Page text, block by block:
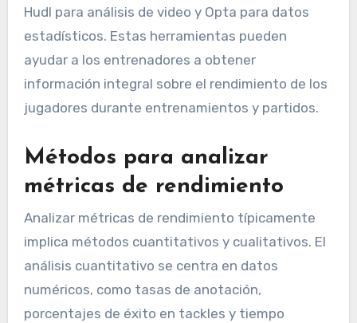
Hudl para análisis de video y Opta para datos
estadísticos. Estas herramientas pueden
ayudar a los entrenadores a obtener
información integral sobre el rendimiento de los
jugadores durante entrenamientos y partidos.
Métodos para analizar
métricas de rendimiento
Analizar métricas de rendimiento típicamente
implica métodos cuantitativos y cualitativos. El
análisis cuantitativo se centra en datos
numéricos, como tasas de anotación,
porcentajes de éxito en tackles y tiempo